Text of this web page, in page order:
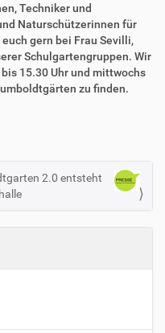
Techniker und
Naturschützerinnen für
gern bei Frau Sevilli,
Schulgartengruppen. Wir
15.30 Uhr und mittwochs
zu finden.
2.0 entsteht